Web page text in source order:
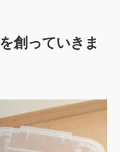
創っていきま